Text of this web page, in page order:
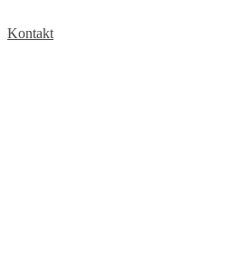
Kontakt